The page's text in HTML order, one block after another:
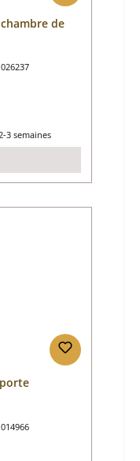
de
3 semaines